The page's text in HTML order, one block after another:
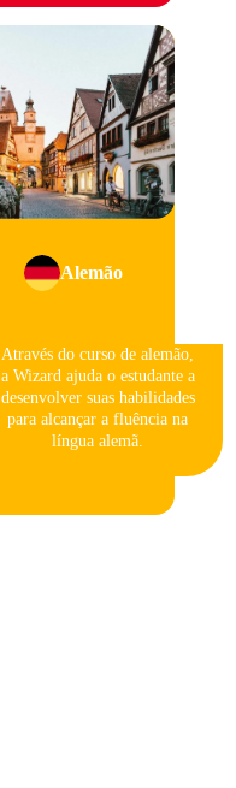
Alemão
Através do curso de alemão,
a Wizard ajuda o estudante a
desenvolver suas habilidades
para alcançar a fluência na
língua alemã.